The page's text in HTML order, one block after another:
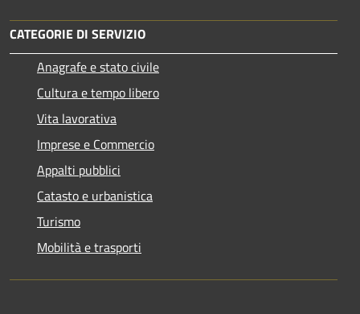
CATEGORIE DI SERVIZIO
Anagrafe e stato civile
Cultura e tempo libero
Vita lavorativa
Imprese e Commercio
Appalti pubblici
Catasto e urbanistica
Turismo
Mobilità e trasporti